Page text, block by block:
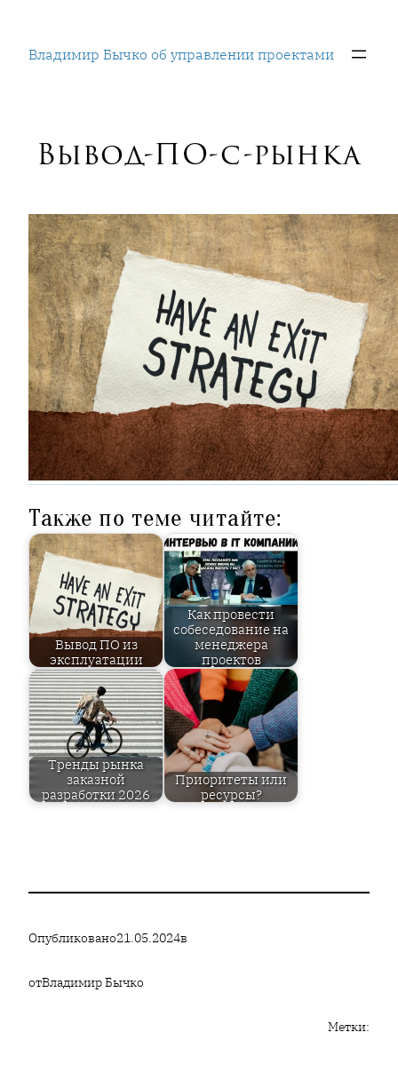
содержимому
Владимир Бычко об управлении проектами
Вывод-ПО-с-рынка
Также по теме читайте:
Вывод ПО из
эксплуатации
Как провести
собеседование на
менеджера
проектов
Тренды рынка
заказной
разработки 2026
Приоритеты или
ресурсы?
Опубликовано21.05.2024в
отВладимир Бычко
Метки: